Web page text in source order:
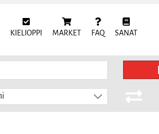
KIELIOPPI MARKET FAQ SANAT